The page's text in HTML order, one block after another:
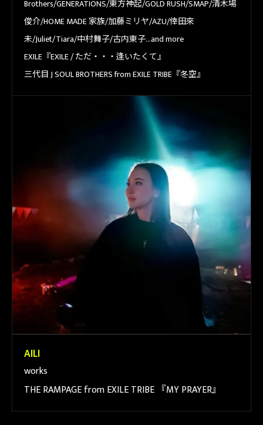
Brothers/GENERATIONS/東方神起/GOLD RUSH/SMAP/清木場
俊介/HOME MADE 家族/加藤ミリヤ/AZU/倖田來
未/Juliet/Tiara/中村舞子/古内東子…and more
EXILE『EXILE / ただ・・・逢いたくて』
三代目 J SOUL BROTHERS from EXILE TRIBE『冬空』
AILI
works
THE RAMPAGE from EXILE TRIBE 『MY PRAYER』